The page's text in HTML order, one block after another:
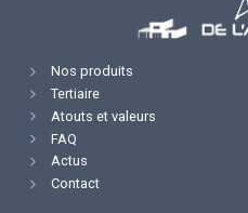
Nos produits
Tertiaire
Atouts et valeurs
FAQ
Actus
Contact